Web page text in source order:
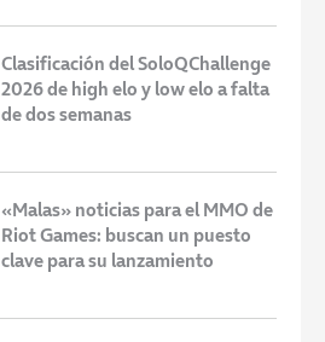
Clasificación del SoloQChallenge
2026 de high elo y low elo a falta
de dos semanas
«Malas» noticias para el MMO de
Riot Games: buscan un puesto
clave para su lanzamiento